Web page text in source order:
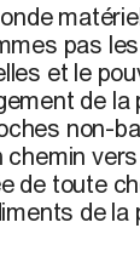
pas
et le
de la
non-
vers
de toute
de la